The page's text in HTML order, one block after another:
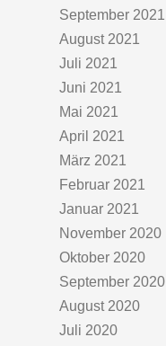
September 2021
August 2021
Juli 2021
Juni 2021
Mai 2021
April 2021
März 2021
Februar 2021
Januar 2021
November 2020
Oktober 2020
September 2020
August 2020
Juli 2020